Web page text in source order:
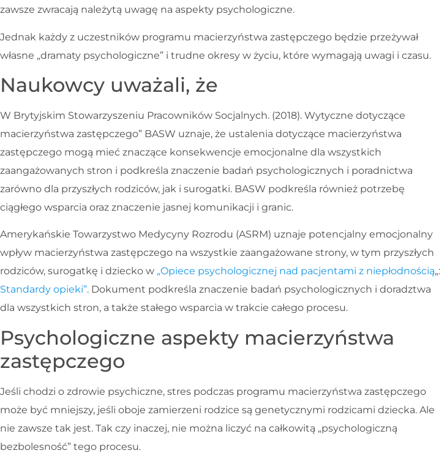
zawsze zwracają należytą uwagę na aspekty psychologiczne.
Jednak każdy z uczestników programu macierzyństwa zastępczego będzie przeżywał
własne „dramaty psychologiczne” i trudne okresy w życiu, które wymagają uwagi i czasu.
Naukowcy uważali, że
W Brytyjskim Stowarzyszeniu Pracowników Socjalnych. (2018). Wytyczne dotyczące
macierzyństwa zastępczego” BASW uznaje, że ustalenia dotyczące macierzyństwa
zastępczego mogą mieć znaczące konsekwencje emocjonalne dla wszystkich
zaangażowanych stron i podkreśla znaczenie badań psychologicznych i poradnictwa
zarówno dla przyszłych rodziców, jak i surogatki. BASW podkreśla również potrzebę
ciągłego wsparcia oraz znaczenie jasnej komunikacji i granic.
Amerykańskie Towarzystwo Medycyny Rozrodu (ASRM) uznaje potencjalny emocjonalny
wpływ macierzyństwa zastępczego na wszystkie zaangażowane strony, w tym przyszłych
rodziców, surogatkę i dziecko w „Opiece psychologicznej nad pacjentami z niepłodnością„:
Standardy opieki”. Dokument podkreśla znaczenie badań psychologicznych i doradztwa
dla wszystkich stron, a także stałego wsparcia w trakcie całego procesu.
Psychologiczne aspekty macierzyństwa
zastępczego
Jeśli chodzi o zdrowie psychiczne, stres podczas programu macierzyństwa zastępczego
może być mniejszy, jeśli oboje zamierzeni rodzice są genetycznymi rodzicami dziecka. Ale
nie zawsze tak jest. Tak czy inaczej, nie można liczyć na całkowitą „psychologiczną
bezbolesność” tego procesu.